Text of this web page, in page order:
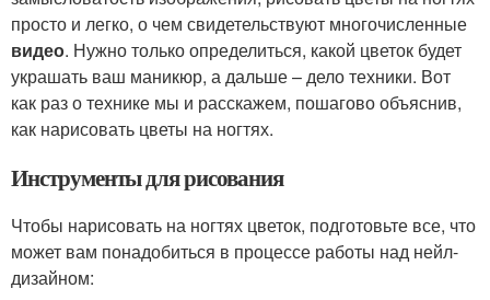
просто и легко, о чем свидетельствуют многочисленные
видео. Нужно только определиться, какой цветок будет
украшать ваш маникюр, а дальше – дело техники. Вот
как раз о технике мы и расскажем, пошагово объяснив,
как нарисовать цветы на ногтях.
Инструменты для рисования
Чтобы нарисовать на ногтях цветок, подготовьте все, что
может вам понадобиться в процессе работы над нейл-
дизайном: